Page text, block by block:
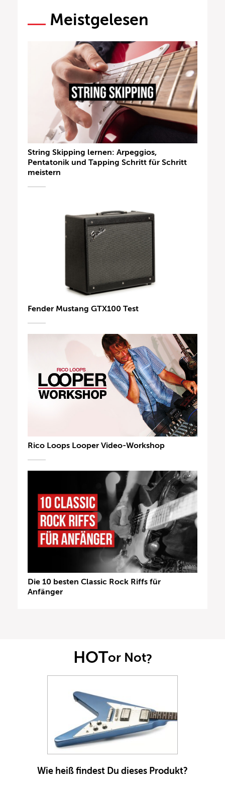
Meistgelesen
String Skipping lernen: Arpeggios,
Pentatonik und Tapping Schritt für Schritt
meistern
Fender Mustang GTX100 Test
Rico Loops Looper Video-Workshop
Die 10 besten Classic Rock Riffs für
Anfänger
HOTor Not?
Wie heiß findest Du dieses Produkt?